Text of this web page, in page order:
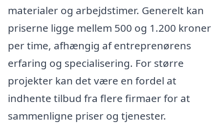
materialer og arbejdstimer. Generelt kan
priserne ligge mellem 500 og 1.200 kroner
per time, afhængig af entreprenørens
erfaring og specialisering. For større
projekter kan det være en fordel at
indhente tilbud fra flere firmaer for at
sammenligne priser og tjenester.